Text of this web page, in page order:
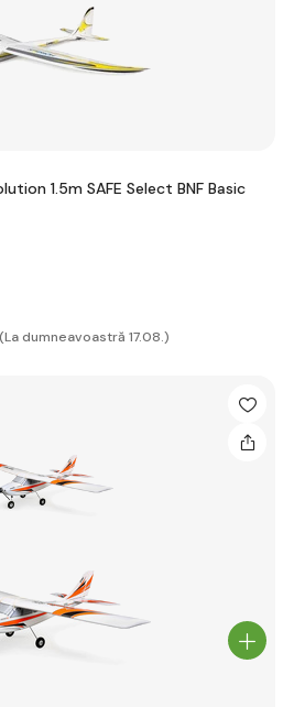
1.5m SAFE Select BNF Basic
(La dumneavoastră 17.08.)